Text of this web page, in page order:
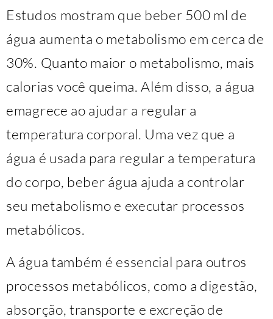
Estudos mostram que beber 500 ml de
água aumenta o metabolismo em cerca de
30%. Quanto maior o metabolismo, mais
calorias você queima. Além disso, a água
emagrece ao ajudar a regular a
temperatura corporal. Uma vez que a
água é usada para regular a temperatura
do corpo, beber água ajuda a controlar
seu metabolismo e executar processos
metabólicos.
A água também é essencial para outros
processos metabólicos, como a digestão,
absorção, transporte e excreção de